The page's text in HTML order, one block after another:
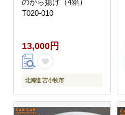
のから揚げ（4箱）
T020-010
13,000円
北海道 苫小牧市